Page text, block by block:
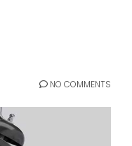
NO COMMENTS